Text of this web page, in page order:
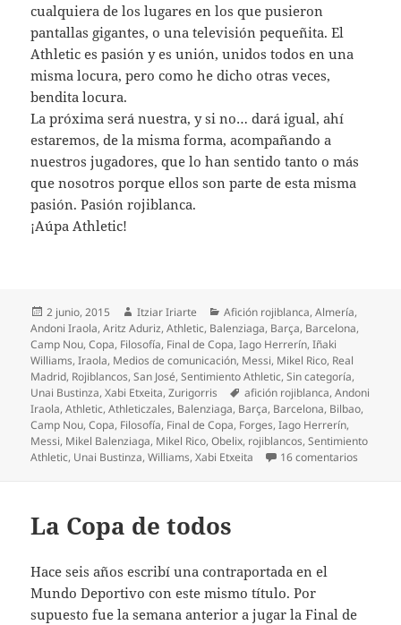
cualquiera de los lugares en los que pusieron
pantallas gigantes, o una televisión pequeñita. El
Athletic es pasión y es unión, unidos todos en una
misma locura, pero como he dicho otras veces,
bendita locura.
La próxima será nuestra, y si no… dará igual, ahí
estaremos, de la misma forma, acompañando a
nuestros jugadores, que lo han sentido tanto o más
que nosotros porque ellos son parte de esta misma
pasión. Pasión rojiblanca.
¡Aúpa Athletic!
Publicado
el
2 junio, 2015 Autor
Itziar Iriarte Categorías
Afición rojiblanca,Almería,
Andoni Iraola,Aritz Aduriz,Athletic, Balenziaga, Barça, Barcelona,
Camp Nou,Copa, Filosofía, Final de Copa,Iago Herrerín,Iñaki
Williams,Iraola, Medios de comunicación, Messi, Mikel Rico, Real
Madrid, Rojiblancos,San José,Sentimiento Athletic,Sin categoría,
Unai Bustinza,Xabi Etxeita,Zurigorris Etiquetas
afición rojiblanca,Andoni
Iraola,Athletic,Athleticzales, Balenziaga, Barça, Barcelona, Bilbao,
Camp Nou,Copa, Filosofía, Final de Copa, Forges,Iago Herrerín,
Messi, Mikel Balenziaga, Mikel Rico,Obelix, rojiblancos,Sentimiento
Athletic, Unai Bustinza,Williams,Xabi Etxeita 16 comentarios
La Copa de todos
Hace seis años escribí una contraportada en el
Mundo Deportivo con este mismo título. Por
supuesto fue la semana anterior a jugar la Final de